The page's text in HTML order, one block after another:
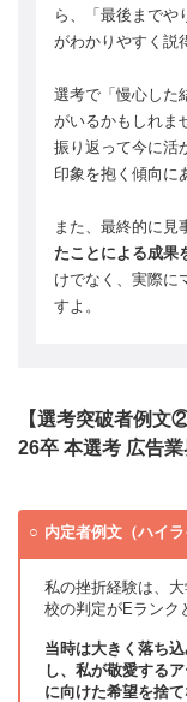
ら、「最後までや
がわかりやすく説
選考で「慢心した
がいるかもしれま
振り返って今に活
印象を抱く傾向に
また、最終的に見
たことによる成果
けでなく、実際に
すよ。
【選考突破者例文②
26卒 本選考 広告
内定者例文（ハイ
私の挫折経験は、
校の判定がEランク
当時は大きく落ち
し、私が敬愛する
に向けた希望を捨